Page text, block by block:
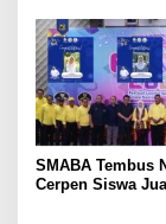
SMABA Tembus
Cerpen Siswa